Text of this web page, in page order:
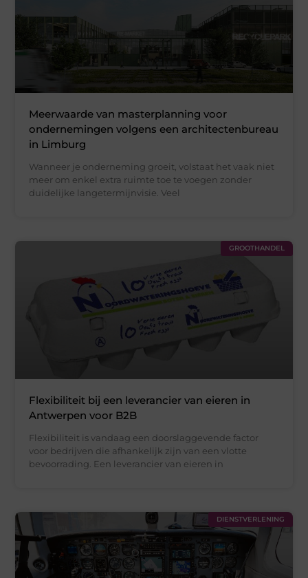
Meerwaarde van masterplanning voor
ondernemingen volgens een architectenbureau
in Limburg
Wanneer je onderneming groeit, volstaat het vaak niet
meer om enkel extra ruimte toe te voegen zonder
duidelijke langetermijnvisie. Veel
GROOTHANDEL
Flexibiliteit bij een leverancier van eieren in
Antwerpen voor B2B
Flexibiliteit is vandaag een doorslaggevende factor
voor bedrijven die afhankelijk zijn van een vlotte
bevoorrading. Een leverancier van eieren in
DIENSTVERLENING